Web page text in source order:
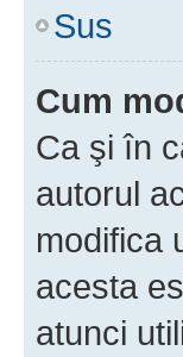
Sus
Cum
Ca şi în
autorul
modifica
acesta
atunci